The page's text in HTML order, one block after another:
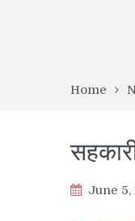
Home
June 5,